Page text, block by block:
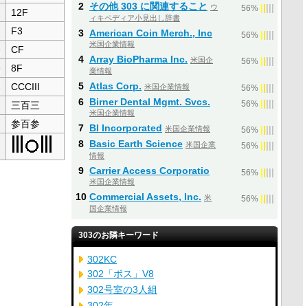
12F
F3
CF
8F
CCCIII
三百三
参百参
2 その他 303 に関連すること ウ
ィキペディア小見出し辞書
56%
3 American Coin Merch., Inc
米国企業情報
56%
4 Array BioPharma Inc. 米国企
業情報
56%
5 Atlas Corp. 米国企業情報 56%
6 Birner Dental Mgmt. Svcs.
米国企業情報
56%
7 BI Incorporated 米国企業情報 56%
8 Basic Earth Science 米国企業
情報
56%
9 Carrier Access Corporatio
米国企業情報
56%
10 Commercial Assets, Inc. 米
国企業情報
56%
303のお隣キーワード
302KC
302「ボス」V8
302号室の3人組